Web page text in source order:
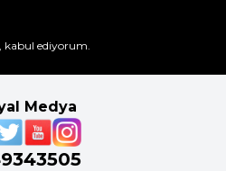
ediyorum.
Medya